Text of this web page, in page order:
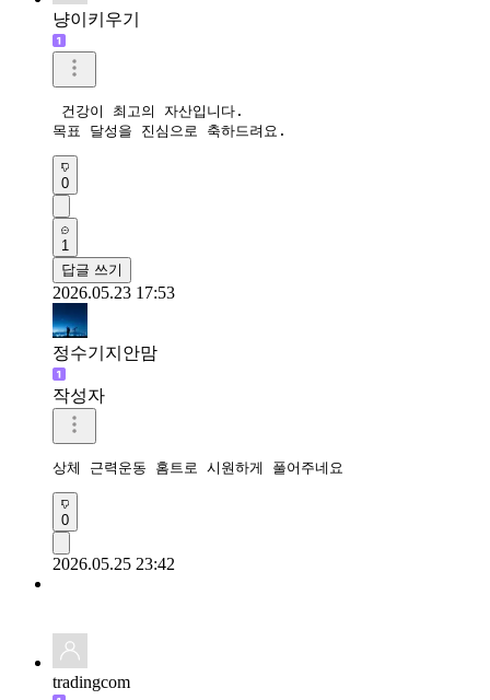
냥이키우기
건강이 최고의 자산입니다.
목표 달성을 진심으로 축하드려요.
0
1
답글 쓰기
2026.05.23 17:53
정수기지안맘
작성자
상체 근력운동 홈트로 시원하게 풀어주네요
0
2026.05.25 23:42
tradingcom